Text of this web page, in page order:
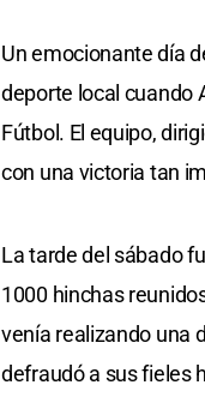
Un emocionante día
deporte local cuando
Fútbol. El equipo,
con una victoria tan
La tarde del sábado
1000 hinchas
venía realizando una
defraudó a sus fieles